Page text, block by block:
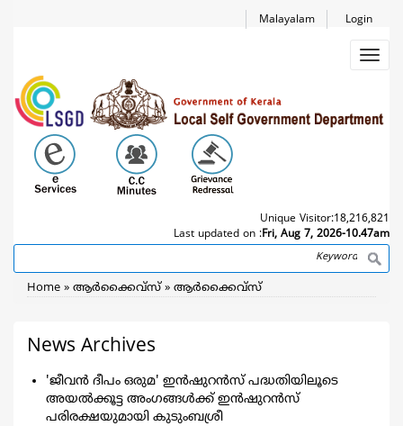
Login
Malayalam
Unique Visitor:18,216,821
Last updated on :Fri, Aug 7, 2026-10.47am
Search
Breadcrumb
Home ആര്‍ക്കൈവ്സ് ആര്‍ക്കൈവ്സ്
News Archives
'ജീവന്‍ ദീപം ഒരുമ' ഇന്‍ഷുറന്‍സ് പദ്ധതിയിലൂടെ
അയല്‍ക്കൂട്ട അംഗങ്ങള്‍ക്ക് ഇന്‍ഷുറന്‍സ്
പരിരക്ഷയുമായി കുടുംബശ്രീ